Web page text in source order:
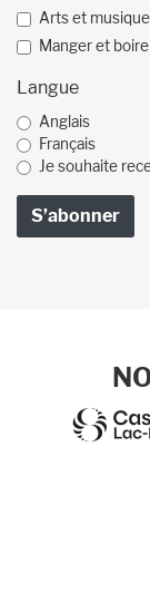
Arts et
Manger et boire
Langue
Anglais
Français
Je souhaite